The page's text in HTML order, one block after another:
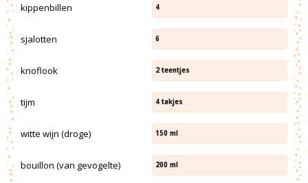
kippenbillen 4
sjalotten 6
knoflook 2 teentjes
tijm 4 takjes
witte wijn (droge) 150 ml
bouillon (van gevogelte) 200 ml